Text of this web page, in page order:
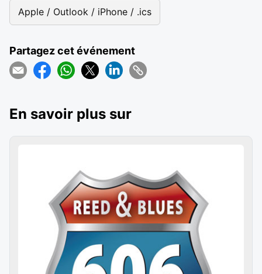
Apple / Outlook / iPhone / .ics
Partagez cet événement
En savoir plus sur